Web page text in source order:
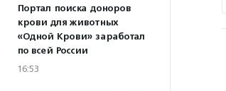
Портал поиска доноров
крови для животных
«Одной Крови» заработал
по всей России
16:53